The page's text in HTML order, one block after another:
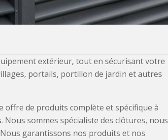
extérieur, tout en sécurisant votre
portails, portillon de jardin et autres
de produits complète et spécifique à
sommes spécialiste des clôtures, nous
garantissons nos produits et nos